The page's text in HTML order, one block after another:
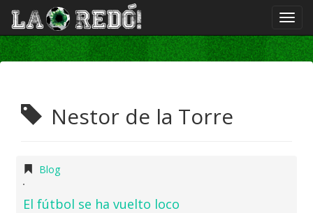
Nestor de la Torre
Blog
El fútbol se ha vuelto loco